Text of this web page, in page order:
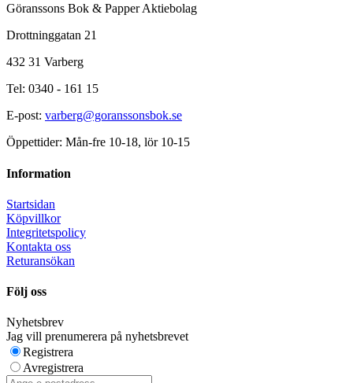
Göranssons Bok & Papper Aktiebolag
Drottninggatan 21
432 31 Varberg
Tel: 0340 - 161 15
E-post: varberg@goranssonsbok.se
Öppettider: Mån-fre 10-18, lör 10-15
Information
Startsidan
Köpvillkor
Integritetspolicy
Kontakta oss
Returansökan
Följ oss
Nyhetsbrev
Jag vill prenumerera på nyhetsbrevet
Registrera
Avregistrera